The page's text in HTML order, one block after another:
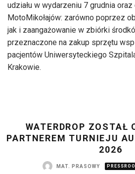
udziału w wydarzeniu 7 grudnia
MotoMikołajów: zarówno poprzez
jak i zaangażowanie w zbiórki
przeznaczone na zakup sprzętu
pacjentów Uniwersyteckiego
Krakowie.
WATERDROP ZOSTAŁ
PARTNEREM TURNIEJU
2026
MAT. PRASOWY